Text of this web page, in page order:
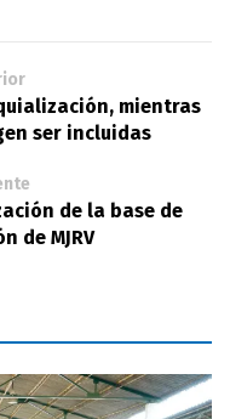
mientras
ser incluidas
de la base de
de MJRV